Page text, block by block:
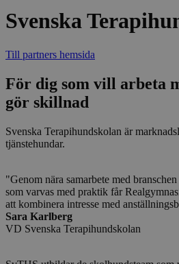
Svenska
Till partners hemsida
För dig som vill arbeta
gör skillnad
Svenska Terapihundskolan är
tjänstehundar.
"Genom nära samarbete med
som varvas med praktik får
att kombinera intresse med
Sara Karlberg
VD Svenska Terapihundskolan